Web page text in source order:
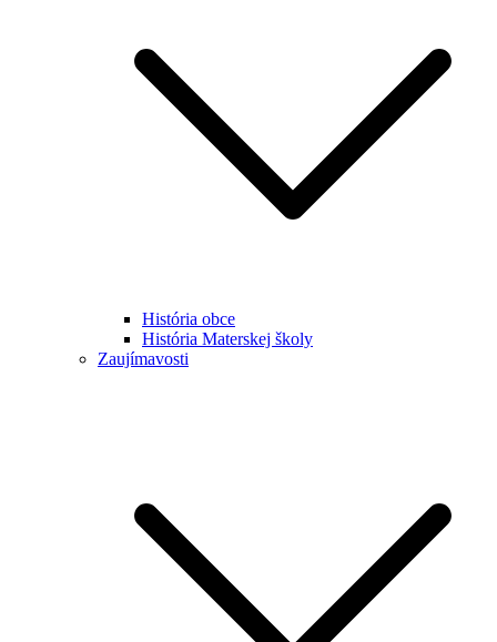
História obce
História Materskej školy
Zaujímavosti